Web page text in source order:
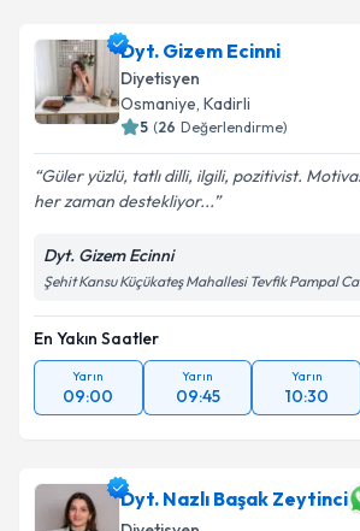
Dyt. Gizem Ecinni
Diyetisyen
Osmaniye,Kadirli
( Değerlendirme)
Güler yüzlü, tatlı dilli, ilgili, pozitivist.
her zaman destekliyor...
Dyt. Gizem Ecinni
Şehit Kansu Küçükateş Mahallesi Tevfik Pampal
En Yakın Saatler
Yarın
09:00
Yarın
09:45
Yarın
10:30
Dyt. Nazlı Başak Zeytinci